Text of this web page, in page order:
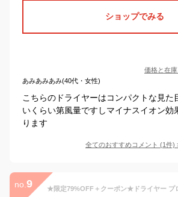
ショップでみる
価格と在庫
あみあみあみ(40代・女性)
こちらのドライヤーはコンパクトな見た
いくらい第風量ですしマイナスイオン効
ります
全てのおすすめコメント (1件)
no. 9